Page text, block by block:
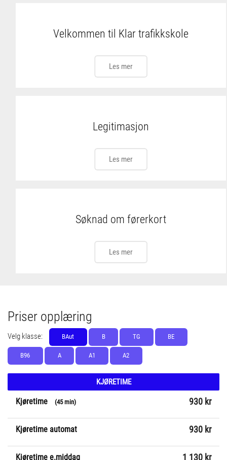
Velkommen til Klar trafikkskole
Les mer
Legitimasjon
Les mer
Søknad om førerkort
Les mer
Priser opplæring
Velg klasse: BAut B TG BE
B96 A A1 A2
KJØRETIME
Kjøretime (45 min) 930 kr
Kjøretime automat 930 kr
Kjøretime e.middag 1 130 kr